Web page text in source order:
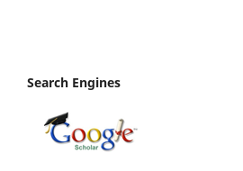
Search Engines